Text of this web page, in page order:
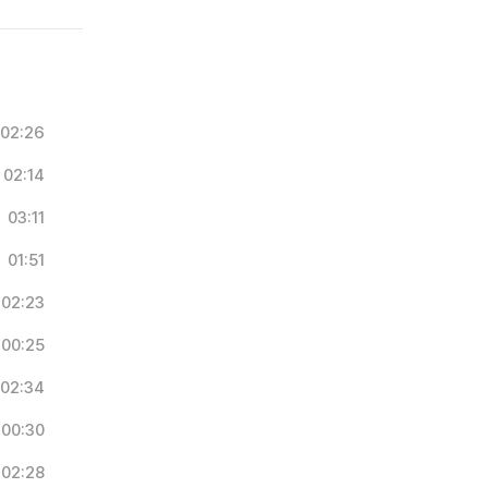
02:26
02:14
03:11
01:51
02:23
00:25
02:34
00:30
02:28